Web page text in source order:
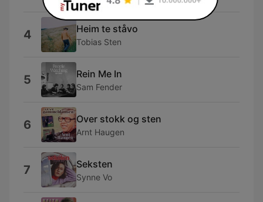
4 Heim te ståvo
Tobias Sten
5 Rein Me In
Sam Fender
6 Over stokk og sten
Arnt Haugen
7 Seksten
Synne Vo